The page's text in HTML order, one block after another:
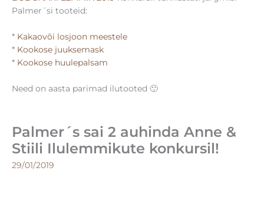
Palmer´si tooteid:
* Kakaovõi losjoon meestele
* Kookose juuksemask
* Kookose huulepalsam
Need on aasta parimad ilutooted 🙂
Palmer´s sai 2 auhinda Anne &
Stiili Ilulemmikute konkursil!
29/01/2019